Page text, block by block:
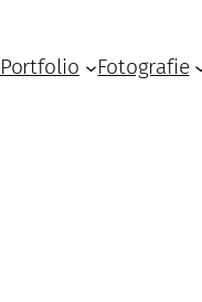
Portfolio Fotografie